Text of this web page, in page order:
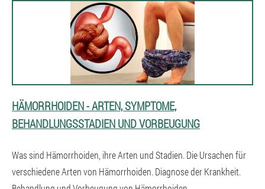
HÄMORRHOIDEN - ARTEN, SYMPTOME,
BEHANDLUNGSSTADIEN UND VORBEUGUNG
Was sind Hämorrhoiden, ihre Arten und Stadien. Die Ursachen für
verschiedene Arten von Hämorrhoiden. Diagnose der Krankheit.